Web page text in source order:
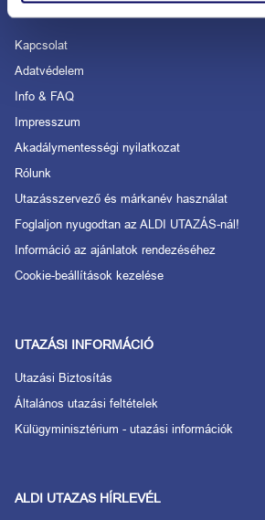
Kapcsolat
Adatvédelem
Info & FAQ
Impresszum
Akadálymentességi nyilatkozat
Rólunk
Utazásszervező és márkanév használat
Foglaljon nyugodtan az ALDI UTAZÁS-nál!
Információ az ajánlatok rendezéséhez
Cookie-beállítások kezelése
UTAZÁSI INFORMÁCIÓ
Utazási Biztosítás
Általános utazási feltételek
Külügyminisztérium - utazási információk
ALDI UTAZAS HÍRLEVÉL